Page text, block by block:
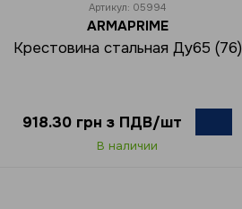
Артикул: 05994
ARMAPRIME
Крестовина стальная Ду65 (76)
918.30 грн з ПДВ/шт
В наличии